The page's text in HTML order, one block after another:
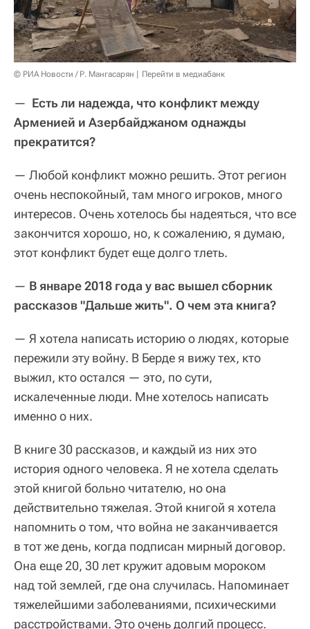
© РИА Новости / Р. Мангасарян Перейти в медиабанк
— Есть ли надежда, что конфликт между
Арменией и Азербайджаном однажды
прекратится?
— Любой конфликт можно решить. Этот регион
очень неспокойный, там много игроков, много
интересов. Очень хотелось бы надеяться, что все
закончится хорошо, но, к сожалению, я думаю,
этот конфликт будет еще долго тлеть.
— В январе 2018 года у вас вышел сборник
рассказов "Дальше жить". О чем эта книга?
— Я хотела написать историю о людях, которые
пережили эту войну. В Берде я вижу тех, кто
выжил, кто остался — это, по сути,
искалеченные люди. Мне хотелось написать
именно о них.
В книге 30 рассказов, и каждый из них это
история одного человека. Я не хотела сделать
этой книгой больно читателю, но она
действительно тяжелая. Этой книгой я хотела
напомнить о том, что война не заканчивается
в тот же день, когда подписан мирный договор.
Она еще 20, 30 лет кружит адовым мороком
над той землей, где она случилась. Напоминает
тяжелейшими заболеваниями, психическими
расстройствами. Это очень долгий процесс.